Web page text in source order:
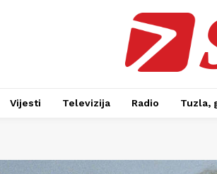
Vijesti Televizija Radio Tuzla,